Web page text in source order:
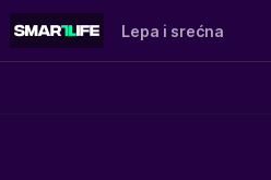
Lepa i srećna